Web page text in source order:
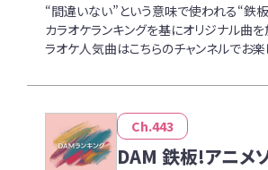
“間違いない”という意味で使われる“鉄
カラオケランキングを基にオリジナル曲
ラオケ人気曲はこちらのチャンネルでお
Ch.443
DAM 鉄板!アニメ